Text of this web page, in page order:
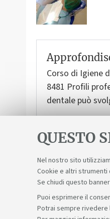
QUESTO
Nel nostro sito
Cookie e altri
Se chiudi questo
Puoi esprimere il
Potrai sempre
Corso di Igiene
8481 Profili
dentale può